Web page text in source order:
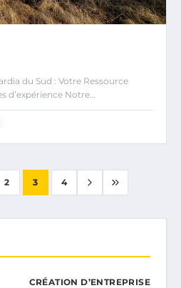
du Sud : Votre Ressource
d’expérience Notre…
2 3 4
CRÉATION D’ENTREPRISE